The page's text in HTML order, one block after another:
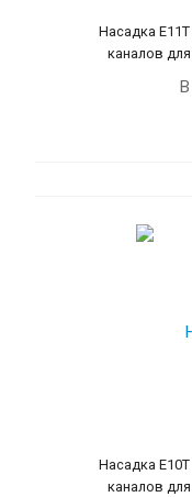
Насадка
каналов
В
Насадка
каналов